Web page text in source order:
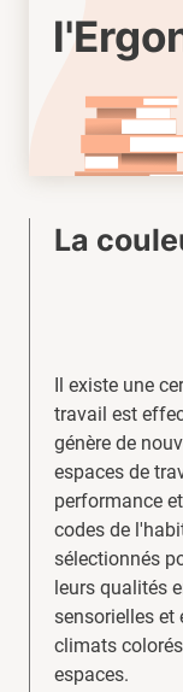
La
Il existe une
travail est
génère de
espaces de
performance
codes de
sélectionnés
leurs qualités
sensorielles et
climats
espaces.